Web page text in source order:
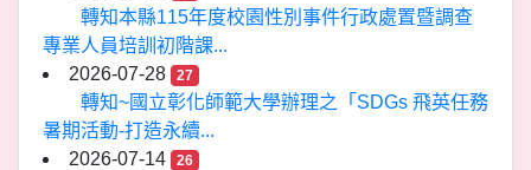
轉知本縣115年度校園性別事件行政處置暨調查
專業人員培訓初階課...
2026-07-28
27
轉知~國立彰化師範大學辦理之「SDGs 飛英任務
暑期活動-打造永續...
2026-07-14
26